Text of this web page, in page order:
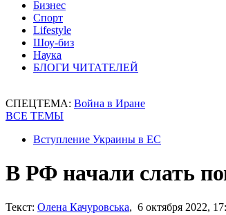
Бизнес
Спорт
Lifestyle
Шоу-биз
Наука
БЛОГИ ЧИТАТЕЛЕЙ
СПЕЦТЕМА: Война в Иране
ВСЕ ТЕМЫ
Вступление Украины в ЕС
В РФ начали слать
Текст: Олена Качуровська, 6 октября 2022,